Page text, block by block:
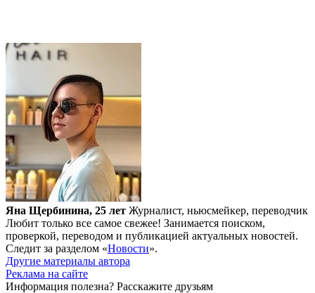
Яна Щербинина, 25 лет Журналист, ньюсмейкер, переводчик
Любит только все самое свежее! Занимается поиском,
проверкой, переводом и публикацией актуальных новостей.
Следит за разделом «Новости».
Другие материалы автора
Реклама на сайте
Информация полезна? Расскажите друзьям